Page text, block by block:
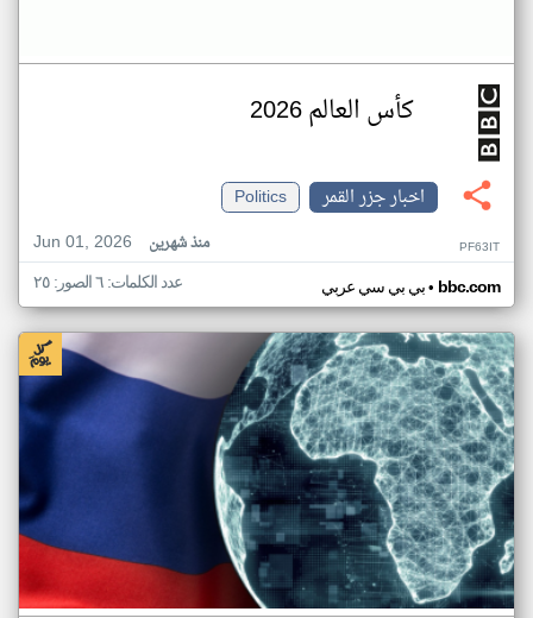
كأس العالم 2026
اخبار جزر القمر
Politics
Jun 01, 2026
منذ شهرين PF63IT
بي بي سي عربي• bbc.com عدد الكلمات: ٦ الصور: ٢٥